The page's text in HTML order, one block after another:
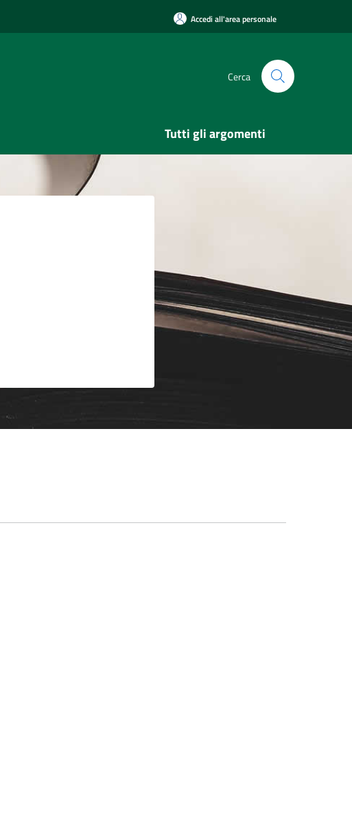
Accedi all'area personale
Cerca
Tutti gli argomenti